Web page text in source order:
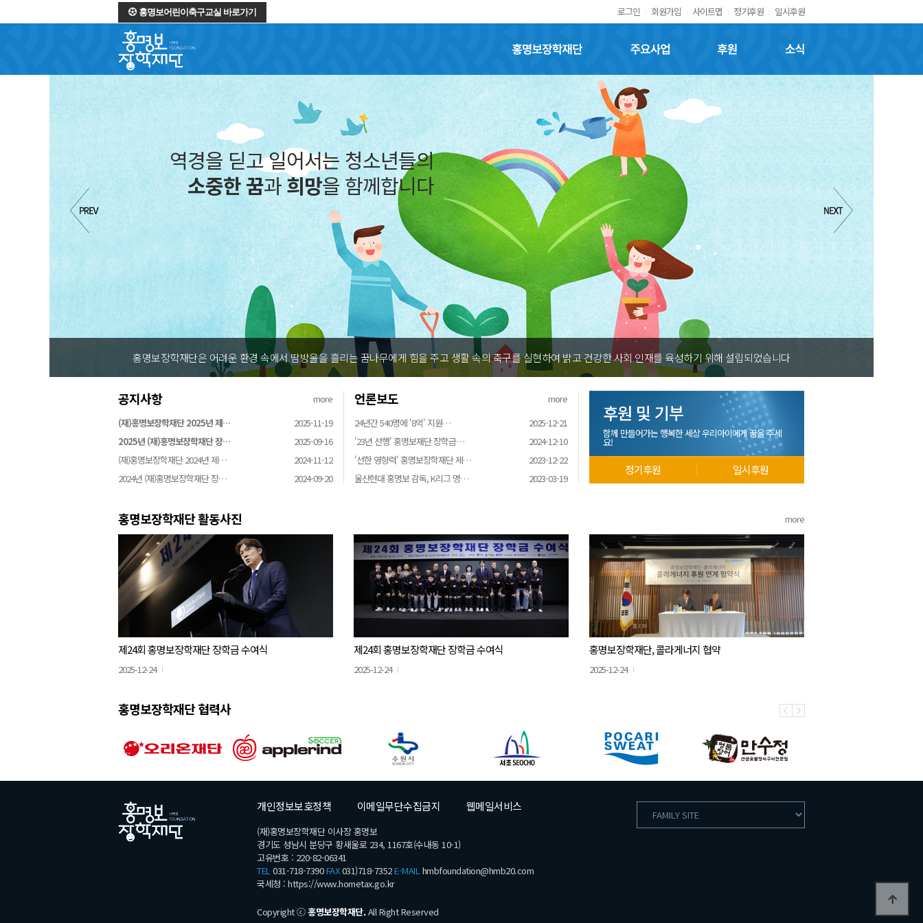
홍명보어린이축구교실 바로가기 로그인 회원가입 사이트맵 정기후원 일시후원
홍명보장학재단 주요사업 후원 소식
역경을 딛고 일어서는 청소년들의
소중한 꿈과희망을 함께합니다
홍명보장학재단은 어려운 환경 속에서 땀방울을 흘리는 꿈나무에게 힘을 주고 생활 속의 축구를 실현하여 밝고 건강한 사회 인재를 육성하기 위해 설립되었습니다
공지사항
more
(재)홍명보장학재단 2025년 제…
2025-11-19
2025년 (재)홍명보장학재단 장…
2025-09-16
(재)홍명보장학재단 2024년 제…
2024-11-12
2024년 (재)홍명보장학재단 장…
2024-09-20
언론보도
more
24년간 540명에 '8억' 지원…
2025-12-21
'23년 선행' 홍명보재단 장학금…
2024-12-10
'선한 영향력' 홍명보장학재단 제…
2023-12-22
울산현대 홍명보 감독, K리그 명…
2023-03-19
후원 및 기부
함께 만들어가는 행복한 세상 우리아이에게 꿈을 주세
요!
정기후원 일시후원
홍명보장학재단 활동사진 more
제24회 홍명보장학재단 장학금 수여식
2025-12-24
제24회 홍명보장학재단 장학금 수여식
2025-12-24
홍명보장학재단, 콜라게너지 협약
2025-12-24
홍명보장학재단 협력사
개인정보보호정책 이메일무단수집금지 웹메일서비스
(재)홍명보장학재단 이사장 홍명보
경기도 성남시 분당구 황새울로 234, 1167호(수내동 10-1)
고유번호 : 220-82-06341
TEL031-718-7390FAX031)718-7352E-MAILhmbfoundation@hmb20.com
국세청 : https://www.hometax.go.kr
Copyright ⓒ홍명보장학재단.All Right Reserved